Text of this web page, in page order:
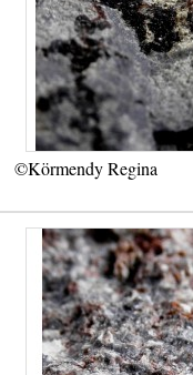
©Körmendy Regina